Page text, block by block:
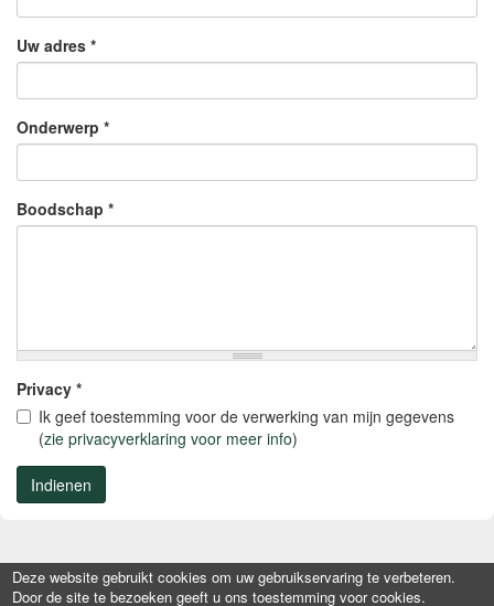
Uw adres *
Onderwerp *
Boodschap *
Privacy *
Ik geef toestemming voor de verwerking van mijn gegevens
(zie privacyverklaring voor meer info)
Indienen
Deze website gebruikt cookies om uw gebruikservaring te verbeteren.
Door de site te bezoeken geeft u ons toestemming voor cookies.